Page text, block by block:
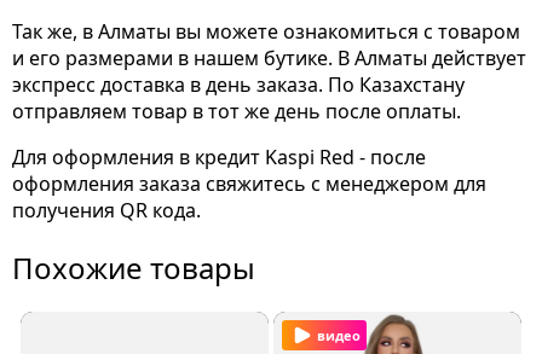
Так же, в Алматы вы можете ознакомиться с товаром
и его размерами в нашем бутике. В Алматы действует
экспресс доставка в день заказа. По Казахстану
отправляем товар в тот же день после оплаты.
Для оформления в кредит Kaspi Red - после
оформления заказа свяжитесь с менеджером для
получения QR кода.
Похожие товары
видео